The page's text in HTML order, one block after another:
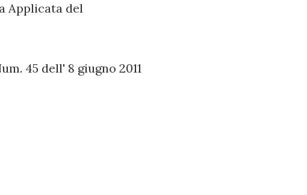
Applicata del
45 dell' 8 giugno 2011